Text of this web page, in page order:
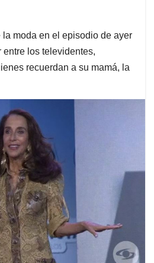
la moda en el episodio de ayer
los televidentes,
recuerdan a su mamá, la